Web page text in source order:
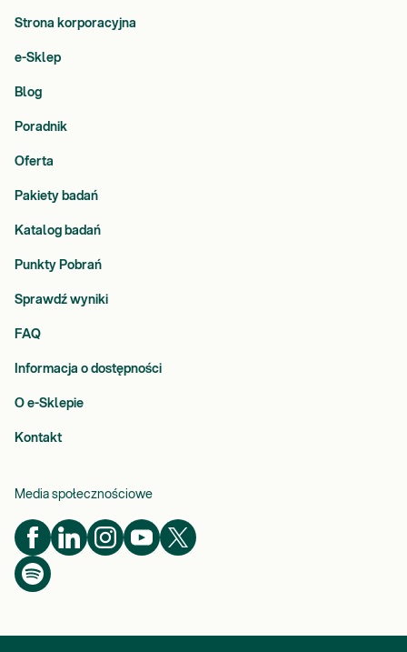
Strona korporacyjna
e-Sklep
Blog
Poradnik
Oferta
Pakiety badań
Katalog badań
Punkty Pobrań
Sprawdź wyniki
FAQ
Informacja o dostępności
O e-Sklepie
Kontakt
Media społecznościowe